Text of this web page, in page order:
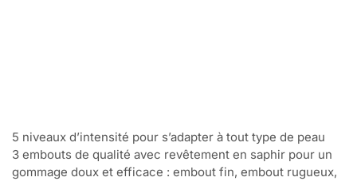
5 niveaux d’intensité pour s’adapter à tout type de peau
3 embouts de qualité avec revêtement en saphir pour un
gommage doux et efficace : embout fin, embout rugueux,